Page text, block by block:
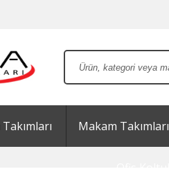
Makam Takımları